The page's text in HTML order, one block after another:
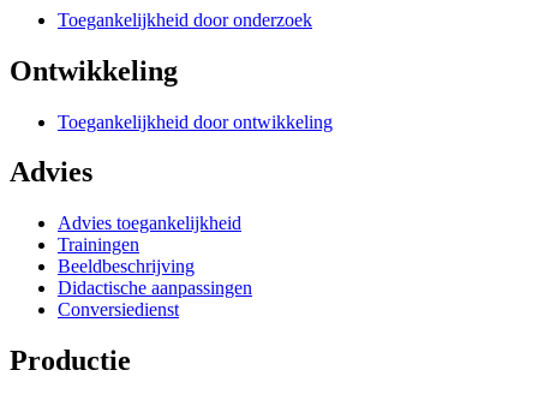
Toegankelijkheid door onderzoek
Ontwikkeling
Toegankelijkheid door ontwikkeling
Advies
Advies toegankelijkheid
Trainingen
Beeldbeschrijving
Didactische aanpassingen
Conversiedienst
Productie